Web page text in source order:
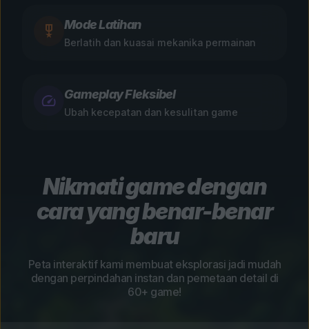
Mode Latihan
Berlatih dan kuasai mekanika permainan
Gameplay Fleksibel
Ubah kecepatan dan kesulitan game
Nikmati game dengan
cara yang benar-benar
baru
Peta interaktif kami membuat eksplorasi jadi mudah
dengan perpindahan instan dan pemetaan detail di
60+ game!